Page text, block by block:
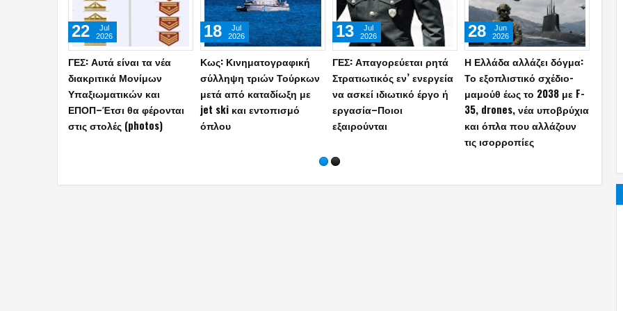
Στρατιωτικός όρκος στο
Δωδεκάθεο: Η
ειδωλολατρία βάφτηκε
«χακί» και ζητά… θεσμική
αναγνώριση!
20
Jun
2026
Νέα τουρκική
παράκρουση με φόντο
πολιτικοποίηση
φωτογραφίας Έλληνα
αξιωματικού σε άσκηση:
14
Jun
2026
25η Μαρτίου: Η άγνωστη
καπετάνισσα Δόμνα
Βισβίζη - Θυσίασε μυθική
περιουσία για το '21 και
πέθανε ζητιανεύοντας
26
Mar
2026
Βρέθηκε αποθήκη
οπλισμού Τούρκων
πρακτόρων σε χωριό της
Ξάνθης – Επιβεβαιώνεται
η προετοιμασία
αντάρτικου
04
Oct
2025